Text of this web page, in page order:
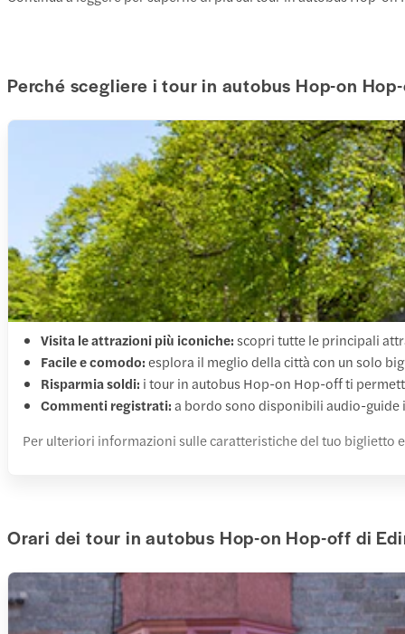
Perché scegliere i tour in autobus Hop-on
Visita le attrazioni più iconiche:scopri tutte le principali
Facile e comodo:esplora il meglio della città con un solo
Risparmia soldi: i tour in autobus Hop-on Hop-off ti
Commenti registrati:a bordo sono disponibili audio-guide
Per ulteriori informazioni sulle caratteristiche del tuo biglietto
Orari dei tour in autobus Hop-on Hop-off di